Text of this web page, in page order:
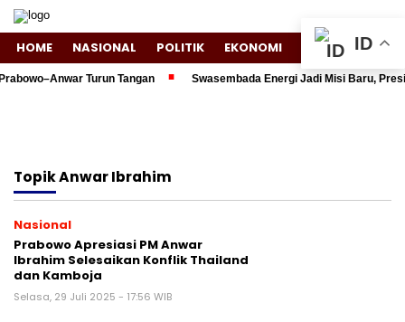
HOME NASIONAL POLITIK EKONOMI ENTERTAINMENT
Turun Tangan Swasembada Energi Jadi Misi Baru,
TopikAnwar Ibrahim
Nasional
Prabowo Apresiasi PM Anwar
Ibrahim Selesaikan Konflik Thailand
dan Kamboja
Selasa, 29 Juli 2025 - 17:56 WIB
ID